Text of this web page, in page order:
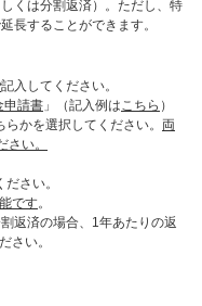
くは分割返済）。ただし、特
長することができます。
記入してください。
申請書 」（記入例はこちら ）
かを選択してください。 両
い。
さい。
です。
返済の場合、1年あたりの返
さい。